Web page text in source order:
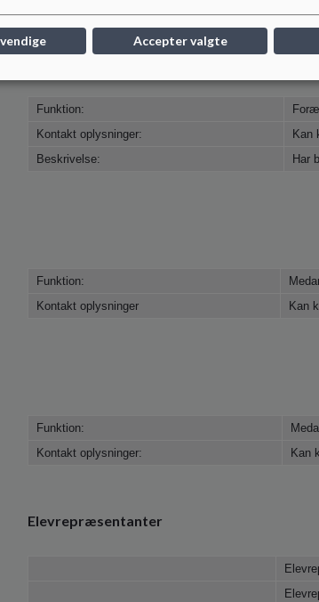
Funktion:
Kontakt oplysninger:
Kan
Beskrivelse:
Har
Funktion:
Kontakt oplysninger
Kan
Funktion:
Kontakt oplysninger:
Kan
Elevrepræsentanter
Accepter valgte